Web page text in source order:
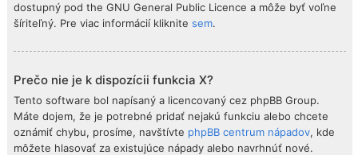
dostupný pod the GNU General Public Licence a môže byť voľne
šíriteľný. Pre viac informácií kliknite sem.
Prečo nie je k dispozícii funkcia X?
Tento software bol napísaný a licencovaný cez phpBB Group.
Máte dojem, že je potrebné pridať nejakú funkciu alebo chcete
oznámiť chybu, prosíme, navštívte phpBB centrum nápadov, kde
môžete hlasovať za existujúce nápady alebo navrhnúť nové.